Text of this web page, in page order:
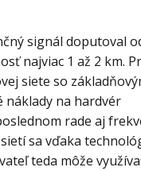
signál doputoval
najviac 1 až 2 km.
siete so
náklady na hardvér
rade aj
sa vďaka
teda môže